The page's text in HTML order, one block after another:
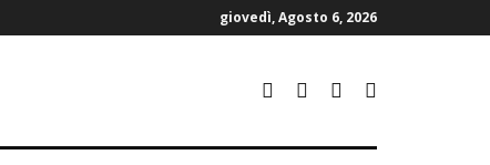
giovedì, Agosto 6, 2026